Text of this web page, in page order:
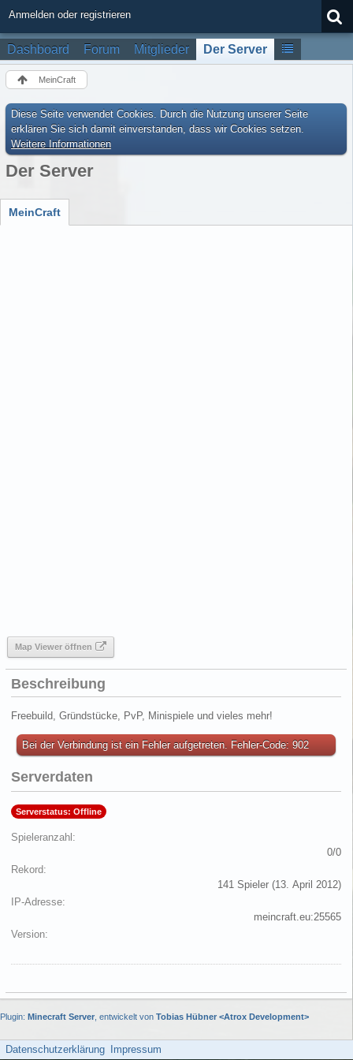
Anmelden oder registrieren
Dashboard Forum Mitglieder Der Server
MeinCraft
Diese Seite verwendet Cookies. Durch die Nutzung unserer Seite
erklären Sie sich damit einverstanden, dass wir Cookies setzen.
Weitere Informationen
Der Server
MeinCraft
Map Viewer öffnen
Beschreibung
Freebuild, Gründstücke, PvP, Minispiele und vieles mehr!
Bei der Verbindung ist ein Fehler aufgetreten. Fehler-Code: 902
Serverdaten
Serverstatus: Offline
Spieleranzahl
0/0
Rekord
141 Spieler (13. April 2012)
IP-Adresse
meincraft.eu:25565
Version
Plugin: Minecraft Server , entwickelt von Tobias Hübner <Atrox Development>
Datenschutzerklärung Impressum